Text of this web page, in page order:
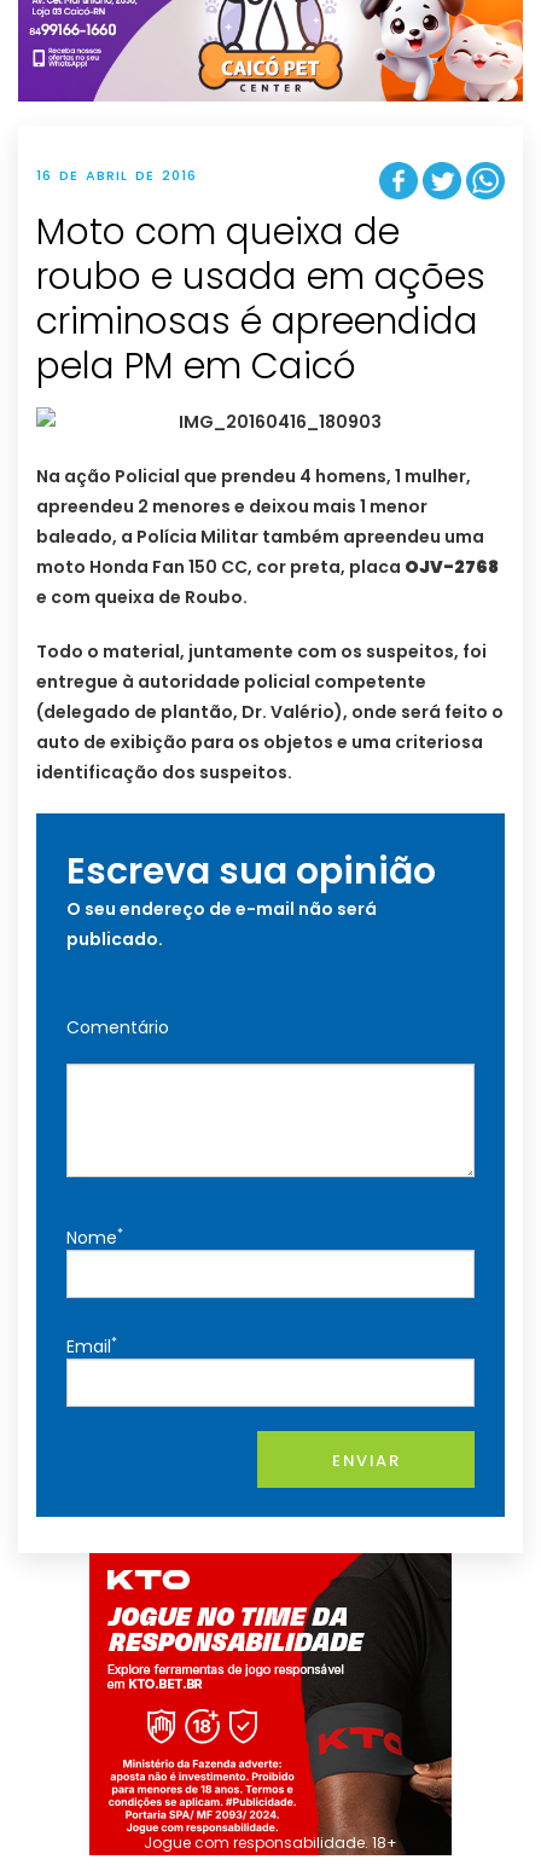
t
i
o
n
16 DE ABRIL DE 2016
Moto com queixa de
roubo e usada em ações
criminosas é apreendida
pela PM em Caicó
Na ação Policial que prendeu 4 homens, 1 mulher,
apreendeu 2 menores e deixou mais 1 menor
baleado, a Polícia Militar também apreendeu uma
moto Honda Fan 150 CC, cor preta, placa OJV-2768
e com queixa de Roubo.
Todo o material, juntamente com os suspeitos, foi
entregue à autoridade policial competente
(delegado de plantão, Dr. Valério), onde será feito o
auto de exibição para os objetos e uma criteriosa
identificação dos suspeitos.
Escreva sua opinião
O seu endereço de e-mail não será
publicado.
Comentário
Nome*
Email*
ENVIAR
Jogue com responsabilidade. 18+